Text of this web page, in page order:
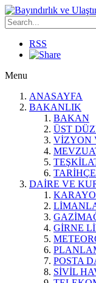
RSS
Menu
ANASAYFA
BAKANLIK
BAKAN
ÜST
VİZYON
DAİRE VE
GİRNE
POSTA
SİVİL